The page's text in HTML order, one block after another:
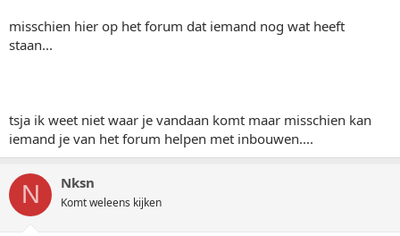
misschien hier op het forum dat iemand nog wat heeft
staan...
tsja ik weet niet waar je vandaan komt maar misschien kan
iemand je van het forum helpen met inbouwen....
N Nksn
Komt weleens kijken